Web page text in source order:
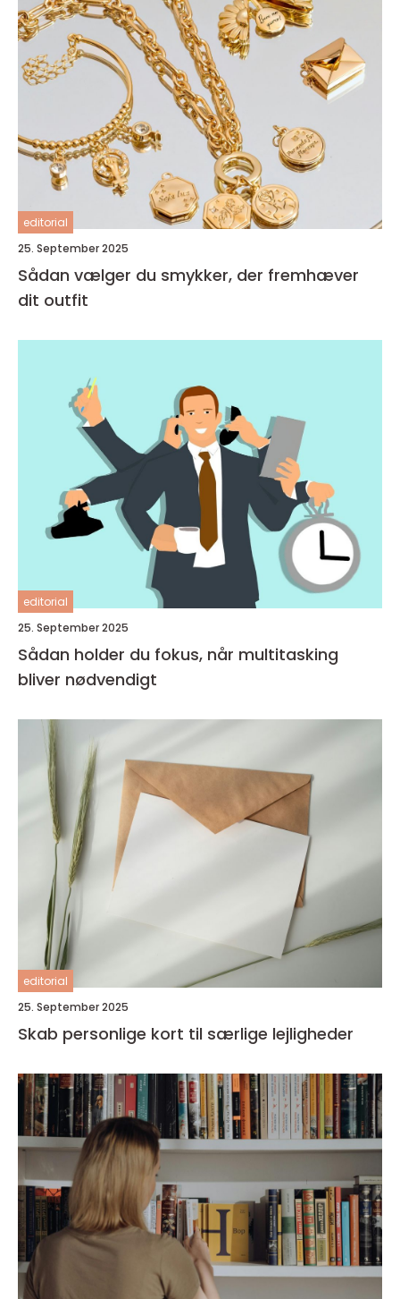
editorial
25. September 2025
Sådan vælger du smykker, der fremhæver
dit outfit
editorial
25. September 2025
Sådan holder du fokus, når multitasking
bliver nødvendigt
editorial
25. September 2025
Skab personlige kort til særlige lejligheder